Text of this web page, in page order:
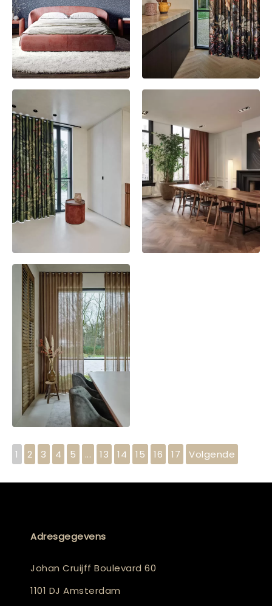
1 2 3 4 5 ... 13 14 15 16 17 Volgende
Adresgegevens
Johan Cruijff Boulevard 60
1101 DJ Amsterdam